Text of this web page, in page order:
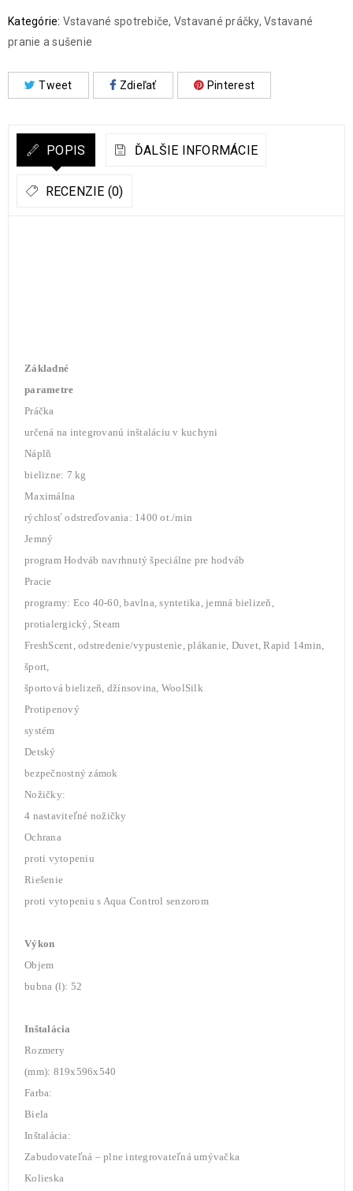
Kategórie: Vstavané spotrebiče, Vstavané práčky, Vstavané
pranie a sušenie
Tweet Zdieľať Pinterest
POPIS ĎALŠIE INFORMÁCIE
RECENZIE (0)
Základné
parametre
Práčka
určená na integrovanú inštaláciu v kuchyni
Náplň
bielizne: 7 kg
Maximálna
rýchlosť odstreďovania: 1400 ot./min
Jemný
program Hodváb navrhnutý špeciálne pre hodváb
Pracie
programy: Eco 40-60, bavlna, syntetika, jemná bielizeň,
protialergický, Steam
FreshScent, odstredenie/vypustenie, plákanie, Duvet, Rapid 14min,
šport,
športová bielizeň, džínsovina, WoolSilk
Protipenový
systém
Detský
bezpečnostný zámok
Nožičky:
4 nastaviteľné nožičky
Ochrana
proti vytopeniu
Riešenie
proti vytopeniu s Aqua Control senzorom
Výkon
Objem
bubna (l): 52
Inštalácia
Rozmery
(mm): 819x596x540
Farba:
Biela
Inštalácia:
Zabudovateľná – plne integrovateľná umývačka
Kolieska